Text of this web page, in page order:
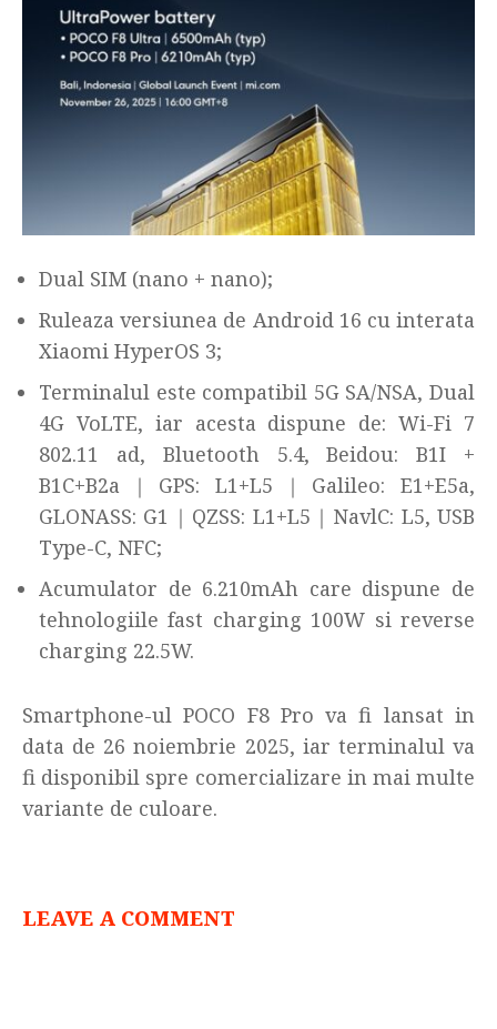
Dual SIM (nano + nano);
Ruleaza versiunea de Android 16 cu interata
Xiaomi HyperOS 3;
Terminalul este compatibil 5G SA/NSA, Dual
4G VoLTE, iar acesta dispune de: Wi-Fi 7
802.11 ad, Bluetooth 5.4, Beidou: B1I +
B1C+B2a｜GPS: L1+L5｜Galileo: E1+E5a,
GLONASS: G1｜QZSS: L1+L5｜NavlC: L5, USB
Type-C, NFC;
Acumulator de 6.210mAh care dispune de
tehnologiile fast charging 100W si reverse
charging 22.5W.
Smartphone-ul POCO F8 Pro va fi lansat in
data de 26 noiembrie 2025, iar terminalul va
fi disponibil spre comercializare in mai multe
variante de culoare.
LEAVE A COMMENT